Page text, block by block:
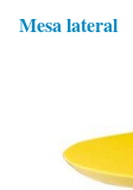
Mesa lateral